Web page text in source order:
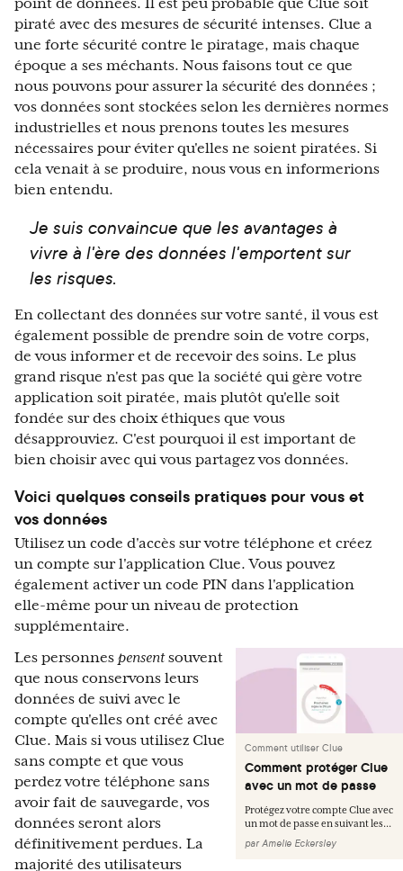
point de données. Il est peu probable que Clue soit
piraté avec des mesures de sécurité intenses. Clue a
une forte sécurité contre le piratage, mais chaque
époque a ses méchants. Nous faisons tout ce que
nous pouvons pour assurer la sécurité des données ;
vos données sont stockées selon les dernières normes
industrielles et nous prenons toutes les mesures
nécessaires pour éviter qu'elles ne soient piratées. Si
cela venait à se produire, nous vous en informerions
bien entendu.
Je suis convaincue que les avantages à
vivre à l'ère des données l'emportent sur
les risques.
En collectant des données sur votre santé, il vous est
également possible de prendre soin de votre corps,
de vous informer et de recevoir des soins. Le plus
grand risque n'est pas que la société qui gère votre
application soit piratée, mais plutôt qu'elle soit
fondée sur des choix éthiques que vous
désapprouviez. C'est pourquoi il est important de
bien choisir avec qui vous partagez vos données.
Voici quelques conseils pratiques pour vous et
vos données
Utilisez un code d'accès sur votre téléphone et créez
un compte sur l'application Clue. Vous pouvez
également activer un code PIN dans l'application
elle-même pour un niveau de protection
supplémentaire.
Comment utiliser Clue
Comment protéger Clue
avec un mot de passe
Protégez votre compte Clue avec
un mot de passe en suivant les...
parAmelie Eckersley
Les personnes pensentsouvent
que nous conservons leurs
données de suivi avec le
compte qu'elles ont créé avec
Clue. Mais si vous utilisez Clue
sans compte et que vous
perdez votre téléphone sans
avoir fait de sauvegarde, vos
données seront alors
définitivement perdues. La
majorité des utilisateurs